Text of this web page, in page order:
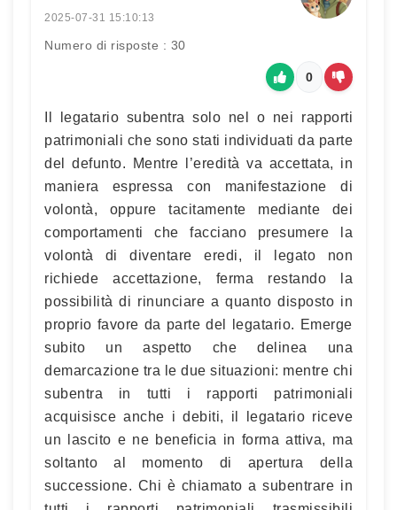
2025-07-31 15:10:13
Numero di risposte : 30
0
Il legatario subentra solo nel o nei rapporti
patrimoniali che sono stati individuati da parte
del defunto. Mentre l’eredità va accettata, in
maniera espressa con manifestazione di
volontà, oppure tacitamente mediante dei
comportamenti che facciano presumere la
volontà di diventare eredi, il legato non
richiede accettazione, ferma restando la
possibilità di rinunciare a quanto disposto in
proprio favore da parte del legatario. Emerge
subito un aspetto che delinea una
demarcazione tra le due situazioni: mentre chi
subentra in tutti i rapporti patrimoniali
acquisisce anche i debiti, il legatario riceve
un lascito e ne beneficia in forma attiva, ma
soltanto al momento di apertura della
successione. Chi è chiamato a subentrare in